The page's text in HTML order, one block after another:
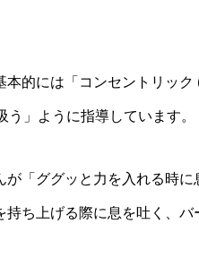
的には「コンセントリッ
」ように指導しています。
「ググッと力を入れる時
ち上げる際に息を吐く、バ